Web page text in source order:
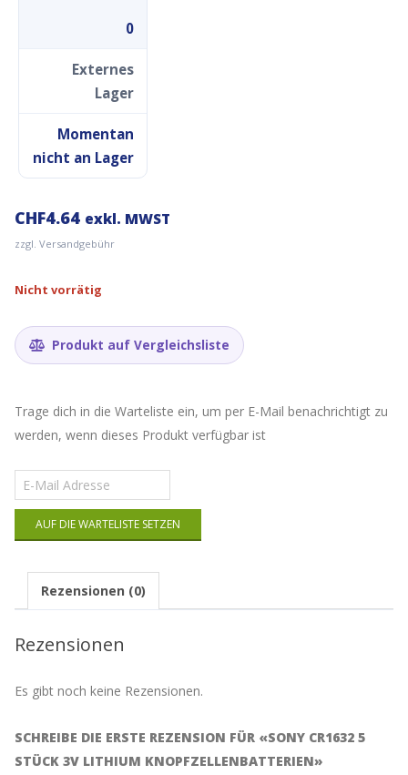
0
Externes
Lager
Momentan
nicht an Lager
CHF4.64 exkl. MWST
zzgl. Versandgebühr
Nicht vorrätig
Produkt auf Vergleichsliste
Trage dich in die Warteliste ein, um per E-Mail benachrichtigt zu
werden, wenn dieses Produkt verfügbar ist
Gib
deine
E-
Mail-
für
Produkt
AUF DIE WARTELISTE SETZEN
Rezensionen (0)
Rezensionen
Es gibt noch keine Rezensionen.
SCHREIBE DIE ERSTE REZENSION FÜR «SONY CR1632 5
STÜCK 3V LITHIUM KNOPFZELLENBATTERIEN»